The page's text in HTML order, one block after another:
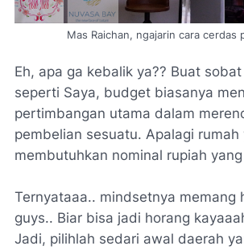
Mas Raichan, ngajarin cara cerdas
Eh, apa ga kebalik ya?? Buat sobat
seperti Saya, budget biasanya
pertimbangan utama dalam
pembelian sesuatu. Apalagi rumah
membutuhkan nominal rupiah
Ternyataaa.. mindsetnya memang
guys.. Biar bisa jadi horang
Jadi, pilihlah sedari awal daerah